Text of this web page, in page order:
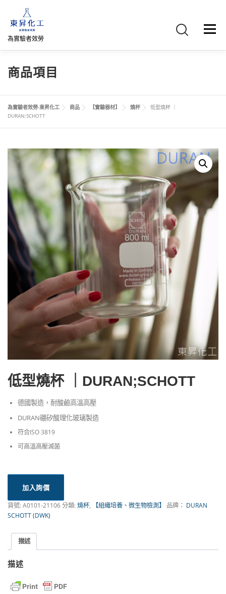
為實驗者效勞
選單
首頁 關於我們
網路商店 直購專區 詢價車、購物車/會員
商品項目
為實驗者效勞-東昇化工 商品 【實驗器材】 燒杯
低型燒杯 ｜
DURAN;SCHOTT
低型燒杯 ｜DURAN;SCHOTT
德國製造，耐酸鹼高溫高壓
DURAN硼矽酸理化玻璃製造
符合ISO 3819
可高溫高壓滅菌
加入詢價
貨號:A0101-21106分類:燒杯, 【組織培養、微生物檢測】 品牌： DURAN
SCHOTT (DWK)
描述
描述